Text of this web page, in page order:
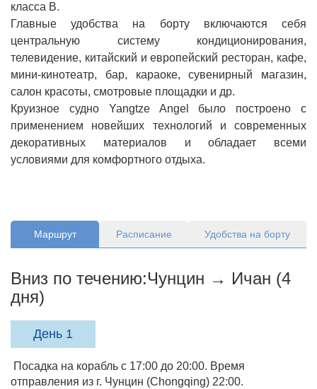
класса В.
Главные удобства на борту включаются себя
центральную систему кондиционирования,
телевидение, китайский и европейский ресторан, кафе,
мини-кинотеатр, бар, караоке, сувенирный магазин,
салон красоты, смотровые площадки и др.
Круизное судно Yangtze Angel было построено с
применением новейших технологий и современных
декоративных материалов и обладает всеми
условиями для комфортного отдыха.
Маршрут Расписание Удобства на борту
Вниз по течению:Чунцин → Ичан (4
дня)
День 1
Посадка на корабль с 17:00 до 20:00. Время
отправления из г. Чунцин (Chongqing) 22:00.